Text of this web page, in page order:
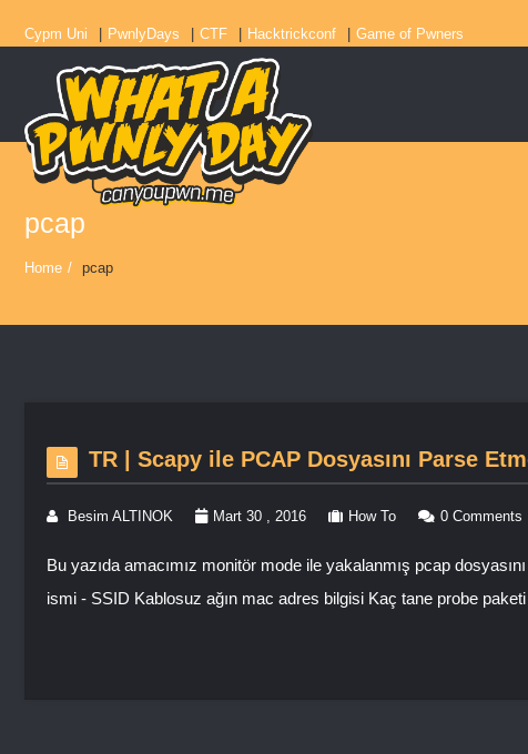
Cypm Uni PwnlyDays CTF Hacktrickconf Game of Pwners
pcap
Home / pcap
TR | Scapy ile PCAP Dosyasını Parse
Besim ALTINOK Mart 30 , 2016 How To 0 Comments
Bu yazıda amacımız monitör mode ile yakalanmış pcap
ismi - SSID Kablosuz ağın mac adres bilgisi Kaç tane probe paketi